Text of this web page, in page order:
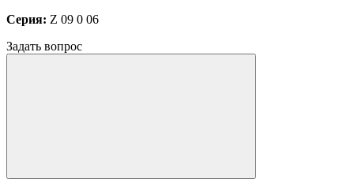
Серия: Z 09 0 06
Задать вопрос